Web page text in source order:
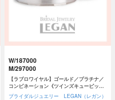
W/187000
M/297000
【ラブロワイヤル】ゴールド／プラチナ／
コンビネーション《ツインズキューピッ
ド》
ブライダルジュエリー LEGAN（レガン）